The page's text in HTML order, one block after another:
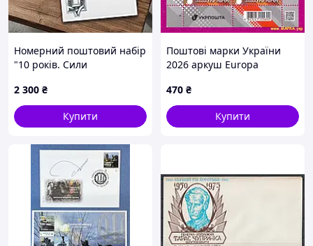
Номерний поштовий набір
"10 років. Сили
(9 марок), Власна марка,
2026
2 300 ₴
Купити
Поштові марки України
2026 аркуш Europa
470 ₴
Купити